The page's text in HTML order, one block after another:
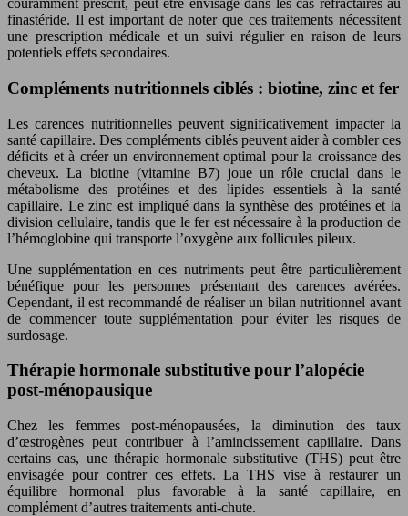
couramment prescrit, peut être envisagé dans les cas réfractaires au
finastéride. Il est important de noter que ces traitements nécessitent
une prescription médicale et un suivi régulier en raison de leurs
potentiels effets secondaires.
Compléments nutritionnels ciblés : biotine, zinc et fer
Les carences nutritionnelles peuvent significativement impacter la
santé capillaire. Des compléments ciblés peuvent aider à combler ces
déficits et à créer un environnement optimal pour la croissance des
cheveux. La biotine (vitamine B7) joue un rôle crucial dans le
métabolisme des protéines et des lipides essentiels à la santé
capillaire. Le zinc est impliqué dans la synthèse des protéines et la
division cellulaire, tandis que le fer est nécessaire à la production de
l’hémoglobine qui transporte l’oxygène aux follicules pileux.
Une supplémentation en ces nutriments peut être particulièrement
bénéfique pour les personnes présentant des carences avérées.
Cependant, il est recommandé de réaliser un bilan nutritionnel avant
de commencer toute supplémentation pour éviter les risques de
surdosage.
Thérapie hormonale substitutive pour l’alopécie
post-ménopausique
Chez les femmes post-ménopausées, la diminution des taux
d’œstrogènes peut contribuer à l’amincissement capillaire. Dans
certains cas, une thérapie hormonale substitutive (THS) peut être
envisagée pour contrer ces effets. La THS vise à restaurer un
équilibre hormonal plus favorable à la santé capillaire, en
complément d’autres traitements anti-chute.